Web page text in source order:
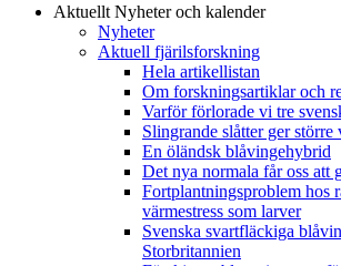
Aktuellt Nyheter och kalender
Nyheter
Aktuell fjärilsforskning
Hela artikellistan
Om forskningsartiklar och
Varför förlorade vi tre
Slingrande slåtter ger större
En öländsk blåvingehybrid
Det nya normala får oss att
Fortplantningsproblem hos
värmestress som larver
Svenska svartfläckiga
Storbritannien